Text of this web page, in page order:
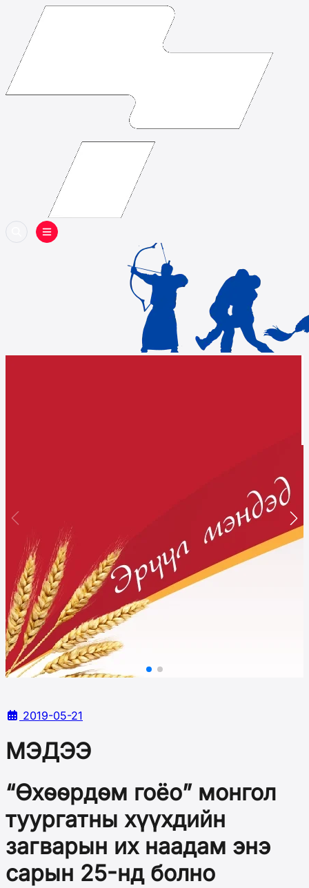
2019-05-21
МЭДЭЭ
“Өхөөрдөм гоёо” монгол
туургатны хүүхдийн
загварын их наадам энэ
сарын 25-нд болно